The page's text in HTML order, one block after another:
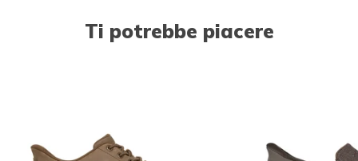
Ti potrebbe piacere